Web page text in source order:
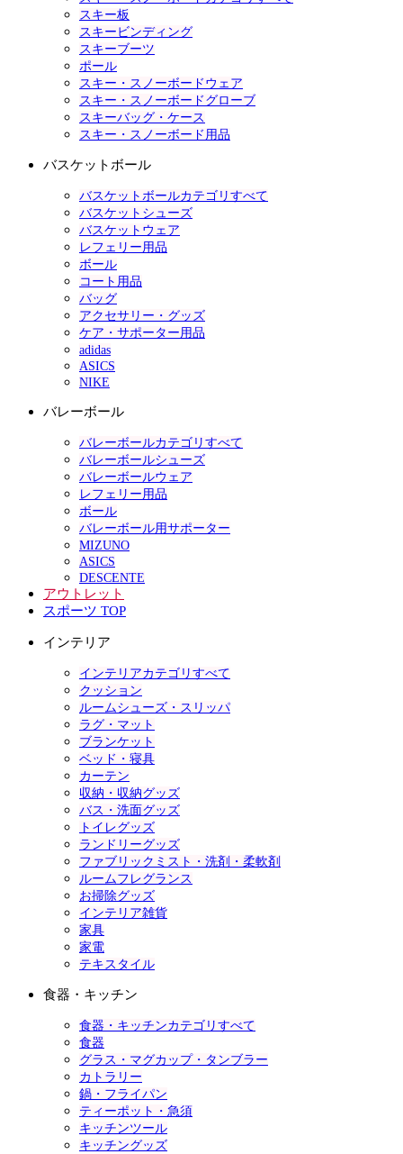
スキー板
スキービンディング
スキーブーツ
ポール
スキー・スノーボードウェア
スキー・スノーボードグローブ
スキーバッグ・ケース
スキー・スノーボード用品
バスケットボール
バスケットボールカテゴリすべて
バスケットシューズ
バスケットウェア
レフェリー用品
ボール
コート用品
バッグ
アクセサリー・グッズ
ケア・サポーター用品
adidas
ASICS
NIKE
バレーボール
バレーボールカテゴリすべて
バレーボールシューズ
バレーボールウェア
レフェリー用品
ボール
バレーボール用サポーター
MIZUNO
ASICS
DESCENTE
アウトレット
スポーツ TOP
インテリア
インテリアカテゴリすべて
クッション
ルームシューズ・スリッパ
ラグ・マット
ブランケット
ベッド・寝具
カーテン
収納・収納グッズ
バス・洗面グッズ
トイレグッズ
ランドリーグッズ
ファブリックミスト・洗剤・柔軟剤
ルームフレグランス
お掃除グッズ
インテリア雑貨
家具
家電
テキスタイル
食器・キッチン
食器・キッチンカテゴリすべて
食器
グラス・マグカップ・タンブラー
カトラリー
鍋・フライパン
ティーポット・急須
キッチンツール
キッチングッズ